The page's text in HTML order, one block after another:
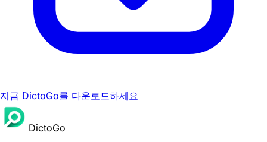
지금 DictoGo를 다운로드하세요
DictoGo